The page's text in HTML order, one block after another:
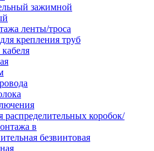
зажимной
ленты/троса
крепления труб
распределительных коробок/
в
безвинтовая